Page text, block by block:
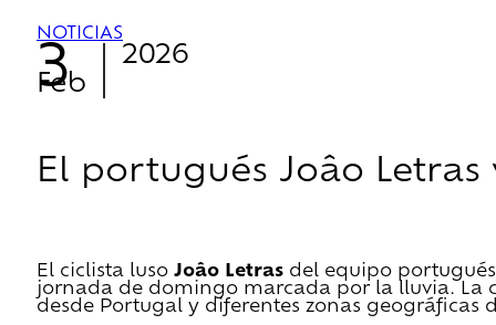
NOTICIAS
3
Feb
2026
El portugués Joâo
El ciclista luso Joâo Letras del equipo
jornada de domingo marcada por la lluvia. La
desde Portugal y diferentes zonas geográficas